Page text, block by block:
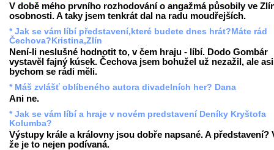
V době mého prvního rozhodování o angažmá působily ve
osobnosti. A taky jsem tenkrát dal na radu moudřejších.
* Jak se vám líbí představení,které budete dnes hrát?Máte rád
Čechova?Kristina,Zlín
Není-li neslušné hodnotit to, v čem hraju - líbí. Dodo Gombár
vystavěl fajný kúsek. Čechova jsem bohužel už nezažil, ale asi
bychom se rádi měli.
* Máš zvlášť oblíbeného autora divadelních her? Dana
Ani ne.
* Jak se vám líbí a hraje v novém predstavení Deníky Kryštofa
Kolumba?
Výstupy krále a královny jsou dobře napsané. A představení?
že je to nejen podívaná.